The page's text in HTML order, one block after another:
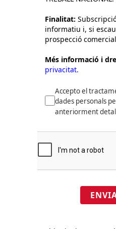
Finalitat:
informatiu i, si
prospecció
Més informació i
privacitat.
Accepto el
dades personals
anteriorment